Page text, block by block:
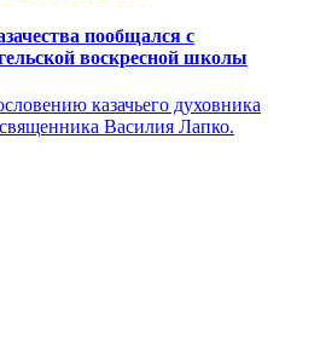
пообщался с
воскресной школы
казачьего духовника
Василия Лапко.